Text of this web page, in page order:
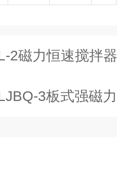
2磁力恒速搅拌
3板式强磁力搅